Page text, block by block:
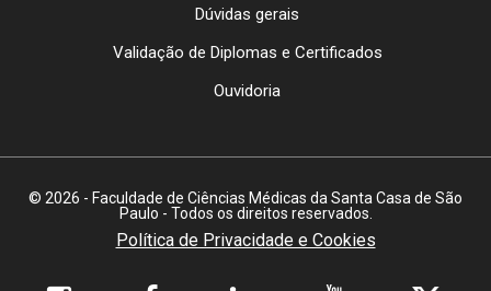
Dúvidas gerais
Validação de Diplomas e Certificados
Ouvidoria
© 2026 - Faculdade de Ciências Médicas da Santa Casa de São
Paulo - Todos os direitos reservados.
Política de Privacidade e Cookies